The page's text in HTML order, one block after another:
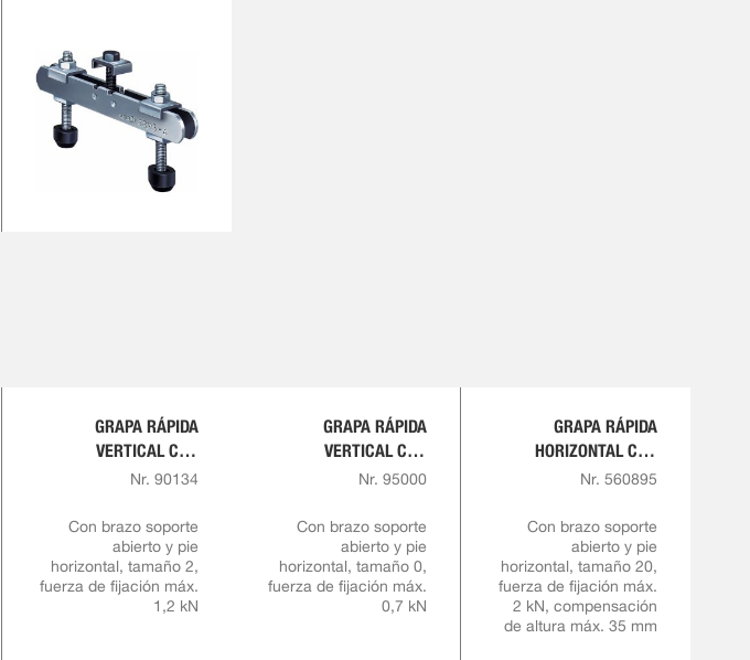
GRAPA RÁPIDA
VERTICAL CON
EMPUÑADURA ROJA Y
SEGURIDAD
Nr. 90134
Con brazo soporte
abierto y pie
horizontal, tamaño 2,
fuerza de fijación máx.
1,2 kN
GRAPA RÁPIDA
VERTICAL CON
EMPUÑADURA ROJA
Nr. 95000
Con brazo soporte
abierto y pie
horizontal, tamaño 0,
fuerza de fijación máx.
0,7 kN
GRAPA RÁPIDA
HORIZONTAL CON
ALTURA DE SUJECIÓN
Nr. 560895
Con brazo soporte
abierto y pie
horizontal, tamaño 20,
fuerza de fijación máx.
2 kN, compensación
de altura máx. 35 mm